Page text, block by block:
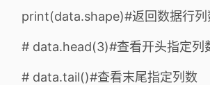
print(data.shape)#返回数据行列
# data.head(3)#查看开头指定列
# data.tail()#查看末尾指定列数